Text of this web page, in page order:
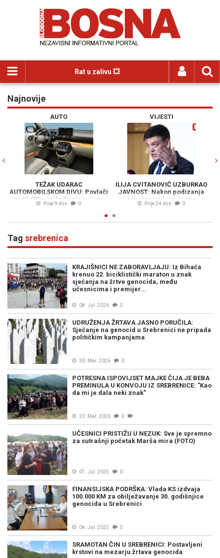
Rat u zalivu 💥
Najnovije
AUTO
TEŽAK UDARAC
AUTOMOBILSKOM DIVU: Povlači
se 40.000 vozila širom svijeta,
poznat i razlog...
Prije 9 min 0
VIJESTI
ILIJA CVITANOVIĆ UZBURKAO
JAVNOST: Nakon podizanja
krivične prijave protiv
predsjednika HDZ-a 1990,
Prije 24 min 0
Tag srebrenica
KRAJIŠNICI NE ZABORAVLJAJU: Iz Bihaća
krenuo 22. biciklistički maraton u znak
sjećanja na žrtve genocida, među
učesnicima i premijer...
08. Jul. 2026 0
UDRUŽENJA ŽRTAVA JASNO PORUČILA:
Sjećanje na genocid u Srebrenici ne pripada
političkim kampanjama
30. Mar. 2026 0
POTRESNA ISPOVIJSET MAJKE ČIJA JE BEBA
PREMINULA U KONVOJU IZ SREBRENICE: "Kao
da mi je dala neki znak"
23. Mar. 2026 0
UČESNICI PRISTIŽU U NEZUK: Sve je spremno
za sutrašnji početak Marša mira (FOTO)
07. Jul. 2025 0
FINANSIJSKA PODRŠKA: Vlada KS izdvaja
100.000 KM za obilježavanje 30. godišnjice
genocida u Srebrenici
04. Jul. 2025 0
SRAMOTAN ČIN U SREBRENICI: Postavljeni
krstovi na mezarju žrtava genocida